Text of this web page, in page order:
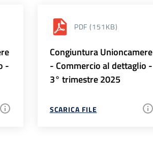
-
PDF (151KB)
Congiuntura Unioncamere
- Commercio al dettaglio -
3° trimestre 2025
SCARICA FILE